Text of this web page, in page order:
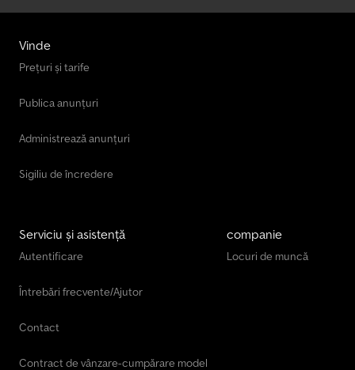
Vinde
Prețuri și tarife
Publica anunțuri
Administrează anunțuri
Sigiliu de încredere
Serviciu și asistență
Autentificare
Întrebări frecvente/Ajutor
Contact
Contract de vânzare-cumpărare model
companie
Locuri de muncă